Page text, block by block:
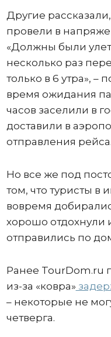
Другие
провели в
«Должны были
несколько раз
только в 6 утра», –
время ожидания
часов заселили в
доставили в
отправления рейса.
Но все же под
том, что туристы в
вовремя
хорошо отдохнули
отправились по
Ранее TourDom.ru
из-за «ковра»
– некоторые не
четверга.